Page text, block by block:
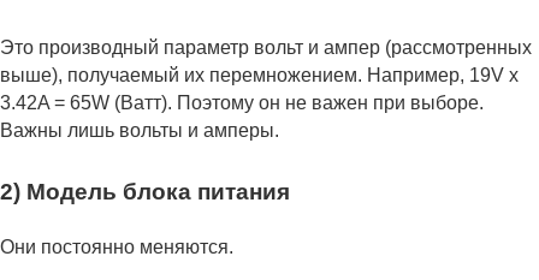
Это производный параметр вольт и ампер (рассмотренных
выше), получаемый их перемножением. Например, 19V x
3.42A = 65W (Ватт). Поэтому он не важен при выборе.
Важны лишь вольты и амперы.
2) Модель блока питания
Они постоянно меняются.